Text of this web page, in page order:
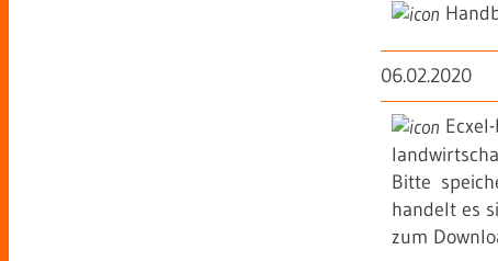
06.02.2020
Bitte
handelt es
zum